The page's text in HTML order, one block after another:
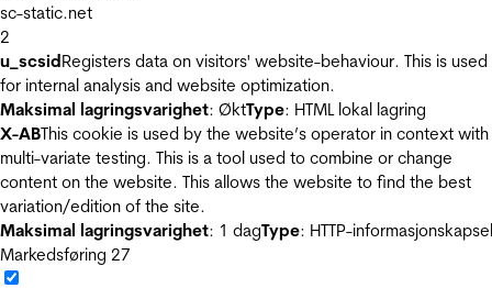
sc-static.net
2
u_scsidRegisters data on visitors' website-behaviour. This is used
for internal analysis and website optimization.
Maksimal lagringsvarighet: ØktType: HTML lokal lagring
X-ABThis cookie is used by the website’s operator in context with
multi-variate testing. This is a tool used to combine or change
content on the website. This allows the website to find the best
variation/edition of the site.
Maksimal lagringsvarighet: 1 dagType: HTTP-informasjonskapsel
Markedsføring 27